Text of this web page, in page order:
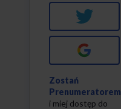
Twitter
Zostań
Prenumeratorem
i miej dostęp do